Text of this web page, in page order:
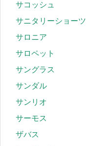
サコッシュ
サニタリーショーツ
サロニア
サロペット
サングラス
サンダル
サンリオ
サーモス
ザバス